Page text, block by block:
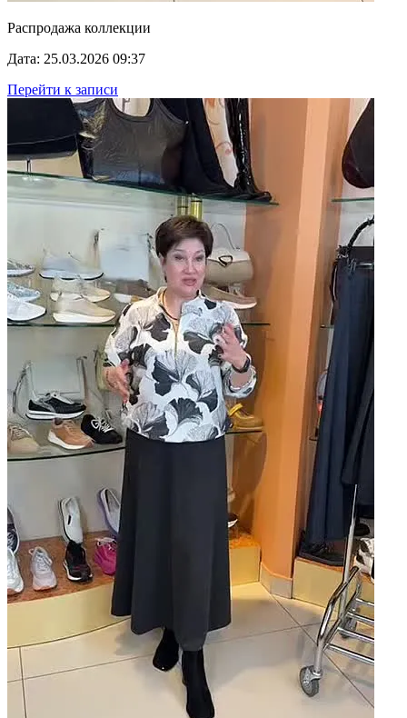
Распродажа коллекции
Дата: 25.03.2026 09:37
Перейти к записи